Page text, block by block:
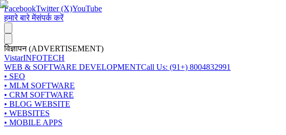
FacebookTwitter (X)YouTube
हमारे बारे मेंसंपर्क करें
विज्ञापन (ADVERTISEMENT)
VistarINFOTECH
WEB & SOFTWARE DEVELOPMENTCall Us: (91+) 8004832991
• SEO
• MLM SOFTWARE
• CRM SOFTWARE
• BLOG WEBSITE
• WEBSITES
• MOBILE APPS